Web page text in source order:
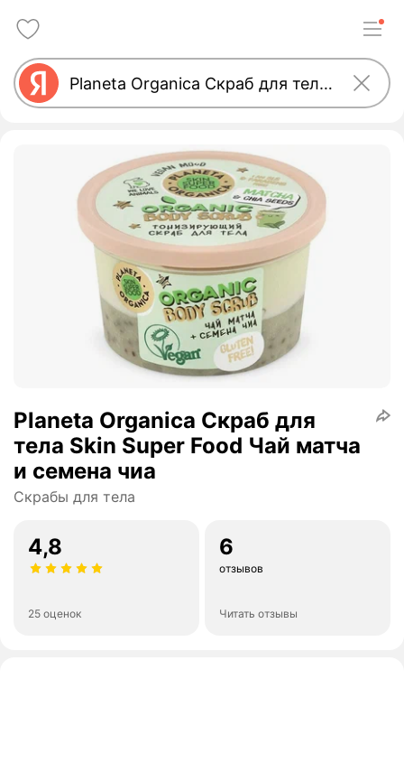
Planeta Organica Скраб для
тела Skin Super Food Чай матча
и семена чиа
Скрабы для тела
4,8
25 оценок
6
отзывов
Читать отзывы